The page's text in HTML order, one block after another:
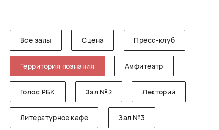
Все залы Сцена Пресс-клуб
Территория познания Амфитеатр
Голос РБК Зал №2 Лекторий
Литературное кафе Зал №3